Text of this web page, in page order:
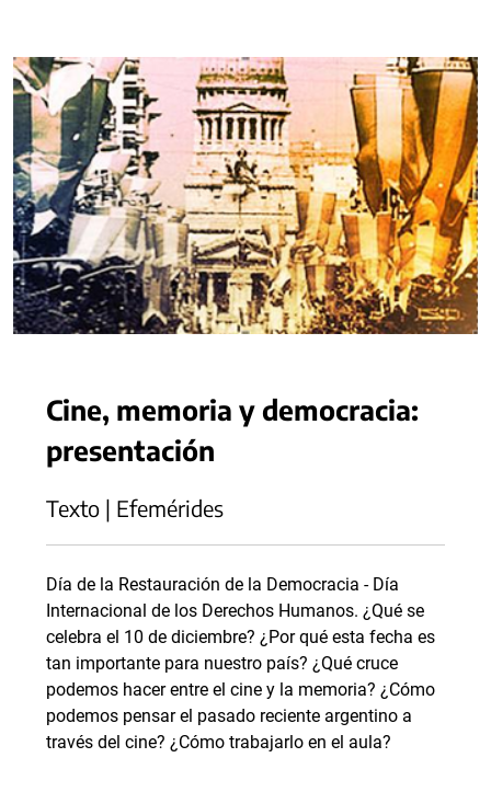
Cine, memoria y democracia:
presentación
Texto | Efemérides
Día de la Restauración de la Democracia - Día
Internacional de los Derechos Humanos. ¿Qué se
celebra el 10 de diciembre? ¿Por qué esta fecha es
tan importante para nuestro país? ¿Qué cruce
podemos hacer entre el cine y la memoria? ¿Cómo
podemos pensar el pasado reciente argentino a
través del cine? ¿Cómo trabajarlo en el aula?